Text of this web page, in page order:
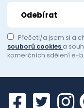
Přečetl/a jsem si a
souborů cookies a
komerčních sdělení e-